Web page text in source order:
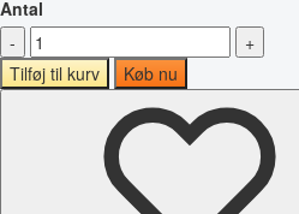
Antal
-
+
Tilføj til kurv
Køb nu